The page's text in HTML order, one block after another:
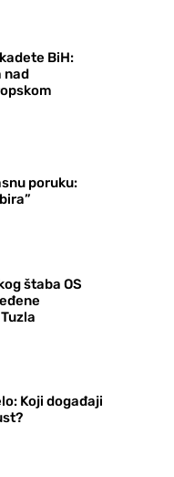
BiH:
nad
poruku:
štaba OS
Koji događaji